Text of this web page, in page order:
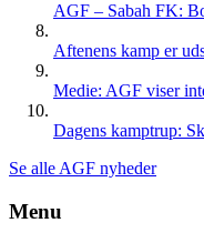
AGF – Sabah FK:
Aftenens kamp er
Medie: AGF viser
Dagens kamptrup:
Se alle AGF nyheder
Menu